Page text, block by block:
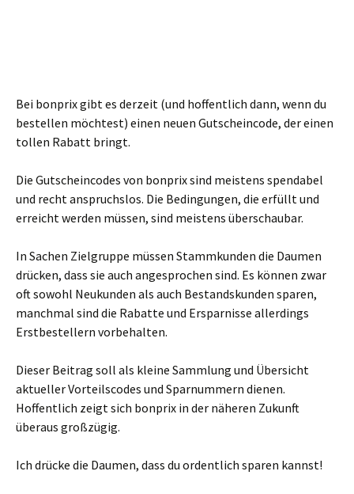
Bei bonprix gibt es derzeit (und hoffentlich dann, wenn du
bestellen möchtest) einen neuen Gutscheincode, der einen
tollen Rabatt bringt.
Die Gutscheincodes von bonprix sind meistens spendabel
und recht anspruchslos. Die Bedingungen, die erfüllt und
erreicht werden müssen, sind meistens überschaubar.
In Sachen Zielgruppe müssen Stammkunden die Daumen
drücken, dass sie auch angesprochen sind. Es können zwar
oft sowohl Neukunden als auch Bestandskunden sparen,
manchmal sind die Rabatte und Ersparnisse allerdings
Erstbestellern vorbehalten.
Dieser Beitrag soll als kleine Sammlung und Übersicht
aktueller Vorteilscodes und Sparnummern dienen.
Hoffentlich zeigt sich bonprix in der näheren Zukunft
überaus großzügig.
Ich drücke die Daumen, dass du ordentlich sparen kannst!